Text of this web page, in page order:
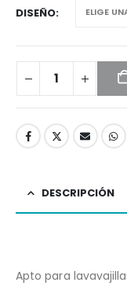
DISEÑO
DESCRIPCIÓN
Apto para